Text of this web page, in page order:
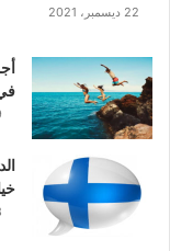
ا
س
ي
ك
22 ديسمبر، 2021
في 2023 إلى
9
8